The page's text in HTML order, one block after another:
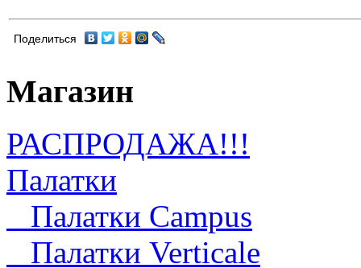
Поделиться
Магазин
РАСПРОДАЖА!!!
Палатки
Палатки Campus
Палатки Verticale